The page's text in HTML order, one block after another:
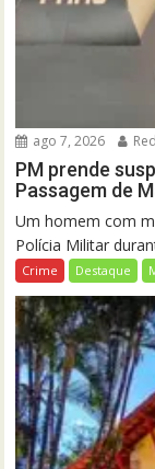
ago 7, 2026
PM prende
Passagem de
Um homem com
Polícia Militar
Crime Destaque